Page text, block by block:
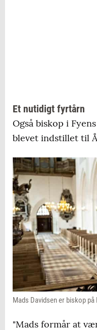
Et nutidigt fyrtårn
Også biskop i
blevet indstillet til
Mads Davidsen er biskop
"Mads formår at